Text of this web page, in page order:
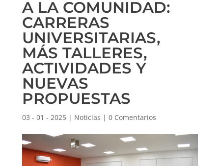
A LA COMUNIDAD:
CARRERAS
UNIVERSITARIAS,
MÁS TALLERES,
ACTIVIDADES Y
NUEVAS
PROPUESTAS
03 - 01 - 2025| Noticias | 0 Comentarios